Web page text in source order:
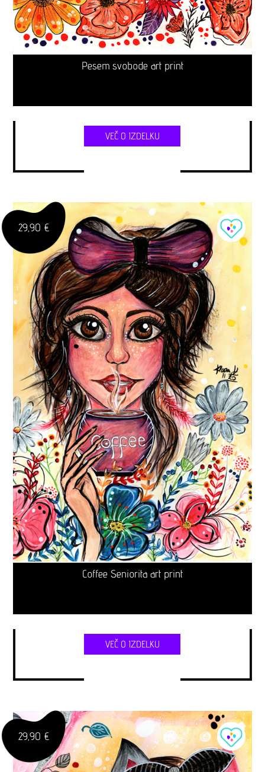
Pesem svobode art print
VEČ O IZDELKU
29,90 €
Coffee Seniorita art print
VEČ O IZDELKU
29,90 €